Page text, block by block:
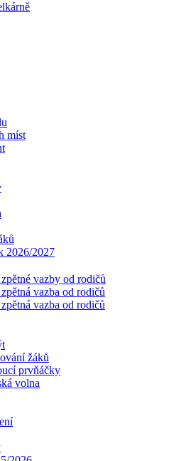
míst
2026/2027
vazby od rodičů
vazba od rodičů
vazba od rodičů
žáků
prvňáčky
volna